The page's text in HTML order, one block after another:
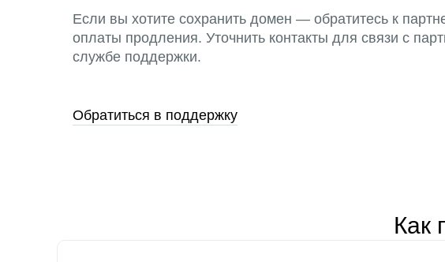
Если вы хотите сохранить домен — обратитесь к
оплаты продления. Уточнить контакты для связи с
службе поддержки.
Обратиться в поддержку
Как